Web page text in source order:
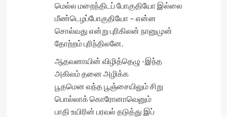
மெல்ல மறைந்திடப் போகுதியோ இல்லை
மீண்டெழப்போகுதியோ – என்ன
சொல்வது என்று புரிகிலன் நானுமுன்
தோற்றம் புரிந்திலனே.
ஆதவனாயின் விழித்தெழு -இந்த
அகிலம் தனை அழிக்க
பூதமென வந்த பூஞ்சையிலும் சிறு
பொல்லாக் கொரோனாவெனும்
பாதி உயிரின் பரவல் தடுத்து இப்